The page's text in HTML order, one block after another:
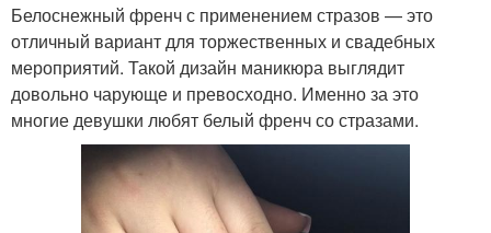
Белоснежный френч с применением стразов — это
отличный вариант для торжественных и свадебных
мероприятий. Такой дизайн маникюра выглядит
довольно чарующе и превосходно. Именно за это
многие девушки любят белый френч со стразами.